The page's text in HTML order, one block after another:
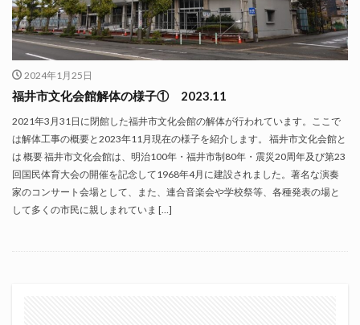
2024年1月25日
福井市文化会館解体の様子① 2023.11
2021年3月31日に閉館した福井市文化会館の解体が行われています。ここで
は解体工事の概要と2023年11月現在の様子を紹介します。 福井市文化会館と
は 概要 福井市文化会館は、明治100年・福井市制80年・震災20周年及び第23
回国民体育大会の開催を記念して1968年4月に建設されました。著名な演奏
家のコンサート会場として、また、連合音楽会や学校祭等、各種発表の場と
して多くの市民に親しまれていま […]